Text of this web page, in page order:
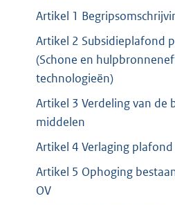
Artikel 1
Artikel 2 Subsidieplafond
(Schone en
technologieën)
Artikel 3 Verdeling van de
middelen
Artikel 4 Verlaging
Artikel 5 Ophoging
OV